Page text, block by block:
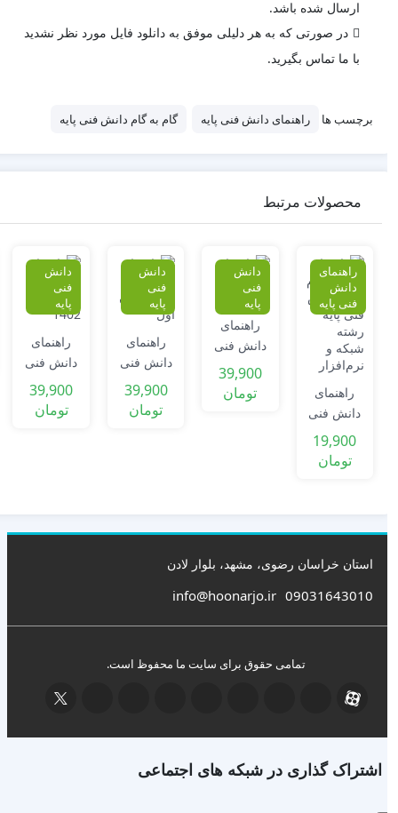
ارسال شده باشد.
در صورتی که به هر دلیلی موفق به دانلود فایل مورد نظر نشدید
با ما تماس بگیرید.
برچسب ها راهنمای دانش فنی پایه گام به گام دانش فنی پایه
محصولات مرتبط
راهنمای
دانش
فنی پایه
راهنمای
دانش فنی
پایه |
رشته
شبکه و
پودمان دوم
| فایل
PDF
19,900
تومان
دانش
فنی
پایه
راهنمای
دانش فنی
پایه پودمان
چهارم
39,900
تومان
دانش
فنی
پایه
راهنمای
دانش فنی
پایه |
رشته
شبکه و
39,900
تومان
دانش
فنی
پایه
راهنمای
دانش فنی
پایه پودمان
دوم
39,900
تومان
استان خراسان رضوی، مشهد، بلوار لادن
09031643010
info@hoonarjo.ir
تمامی حقوق برای سایت ما محفوظ است.
اشتراک گذاری در شبکه های اجتماعی